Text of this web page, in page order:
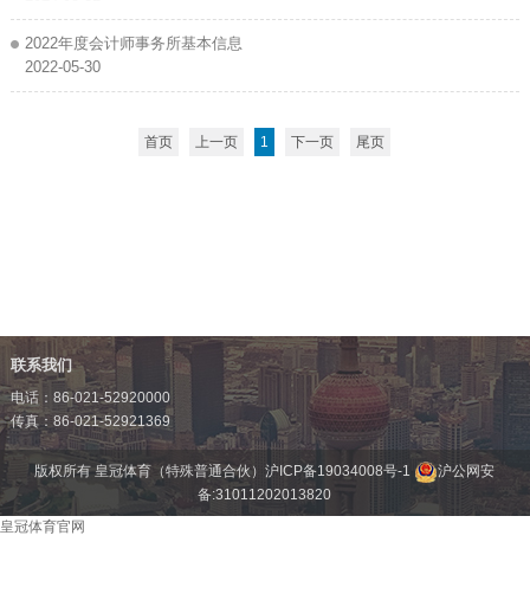
2022年度会计师事务所基本信息
2022-05-30
首页 上一页 1 下一页 尾页
联系我们
电话：86-021-52920000
传真：86-021-52921369
版权所有 皇冠体育（特殊普通合伙）沪ICP备19034008号-1
沪公网安
备:31011202013820
皇冠体育官网